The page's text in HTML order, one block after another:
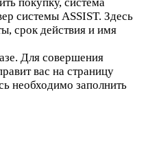
системы ASSIST. Здесь
срок действия и имя
Для совершения
вас на страницу
необходимо заполнить